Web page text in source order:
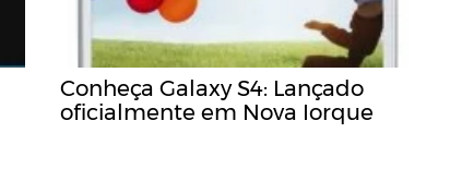
Conheça Galaxy S4: Lançado
oficialmente em Nova Iorque